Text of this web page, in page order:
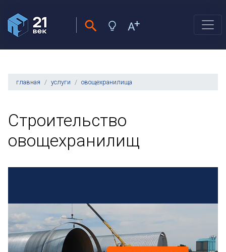
главная услуги овощехранилища
Строительство
овощехранилищ